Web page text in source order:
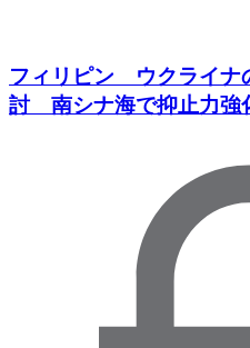
フィリピン ウクライナ
討 南シナ海で抑止力強